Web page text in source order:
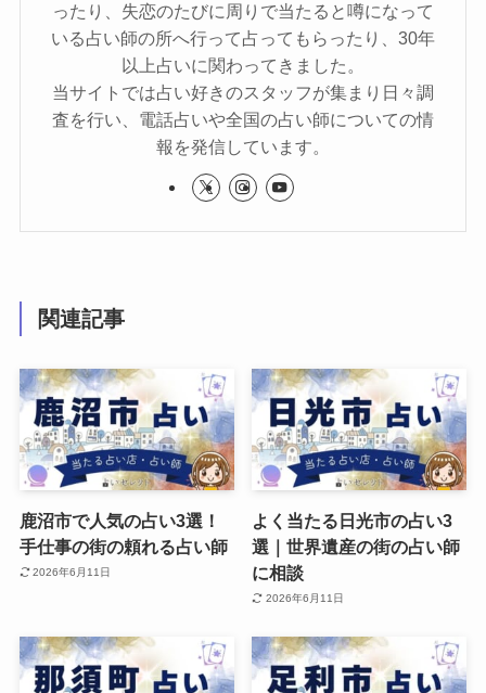
ったり、失恋のたびに周りで当たると噂になって
いる占い師の所へ行って占ってもらったり、30年
以上占いに関わってきました。
当サイトでは占い好きのスタッフが集まり日々調
査を行い、電話占いや全国の占い師についての情
報を発信しています。
関連記事
鹿沼市で人気の占い3選！
手仕事の街の頼れる占い師
2026年6月11日
よく当たる日光市の占い3
選｜世界遺産の街の占い師
に相談
2026年6月11日